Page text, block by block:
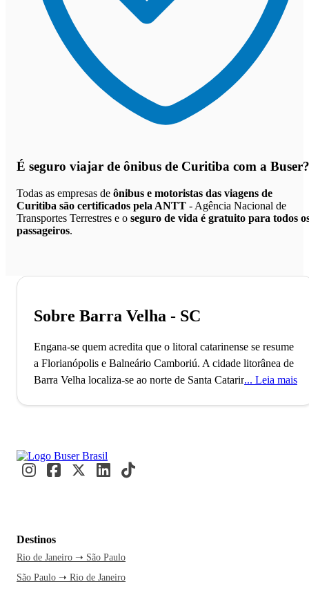
É seguro viajar de ônibus de Curitiba com a Buser?
Todas as empresas de ônibus e motoristas das viagens de
Curitiba são certificados pela ANTT - Agência Nacional de
Transportes Terrestres e o seguro de vida é gratuito para todos
passageiros.
Sobre Barra Velha - SC
Engana-se quem acredita que o litoral catarinense se resume
a Florianópolis e Balneário Camboriú. A cidade litorânea de
Barra Velha localiza-se ao norte de Santa Catarina, a menos
Com uma população estimada em quase 30 mil habitantes,
Praia das Pedras, Praia da Península, Praia do Cerro, entre
outras.
Leia mais
Destinos
Rio de Janeiro ➝ São Paulo
São Paulo ➝ Rio de Janeiro